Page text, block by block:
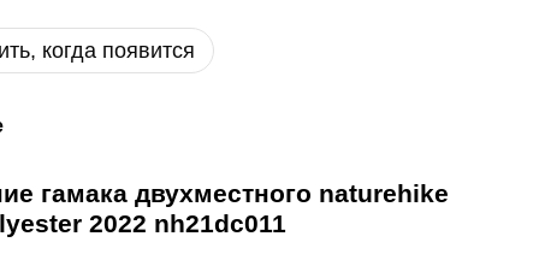
когда появится
гамака двухместного naturehike
2022 nh21dc011